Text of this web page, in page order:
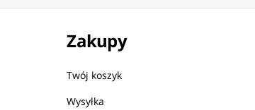
Zakupy
Twój koszyk
Wysyłka